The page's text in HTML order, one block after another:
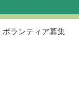
ランティア募集